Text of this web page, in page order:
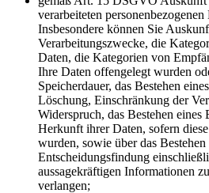
verarbeiteten
Insbesondere können Sie
Verarbeitungszwecke, die
Daten, die Kategorien von
Ihre Daten offengelegt wurden
Speicherdauer, das Bestehen
Löschung, Einschränkung der
Widerspruch, das Bestehen eines
Herkunft ihrer Daten, sofern
wurden, sowie über das
Entscheidungsfindung
aussagekräftigen Informationen
verlangen;